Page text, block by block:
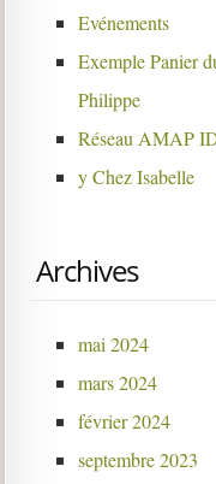
Evénements
Exemple Panier
Philippe
Réseau AMAP
y Chez Isabelle
Archives
mai 2024
mars 2024
février 2024
septembre 2023